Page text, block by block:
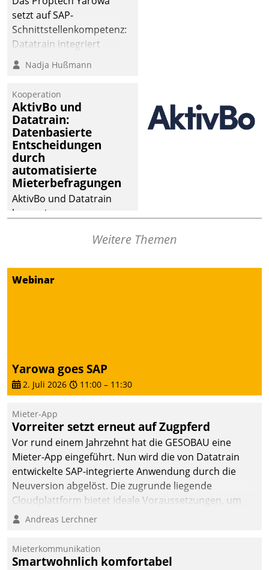
setzt auf SAP-
Schnittstellenkompetenz:
Datatrain integriert
Yarowas Portal zur
Vergabe und Verwaltung
operativen
Instandhaltung in die
SAP-Systemlandschaft
deutscher
Wohnungsunternehmen
– und beschleunigt damit
den Weg vom
Mieteranliegen zum
Dienstleisterauftrag.
Nadja Hußmann
Kooperation
AktivBo und
Datatrain:
Datenbasierte
Entscheidungen
durch
automatisierte
Mieterbefragungen
AktivBo und Datatrain
kooperieren –
profitieren: Die nahtlose
von AktivBo und
Datatrain ermöglicht
datengestützte
Entscheidungen.
Weitere Themen
Webinar
Yarowa goes SAP
2. Juli 2026 11:00 – 11:30
Mieter-App
Vorreiter setzt erneut auf Zugpferd
Vor rund einem Jahrzehnt hat die GESOBAU eine
Mieter-App eingeführt. Nun wird die von Datatrain
entwickelte SAP-integrierte Anwendung durch die
Neuversion abgelöst. Die zugrunde liegende
Cloudplattform bietet ideale Voraussetzungen, um
die Funktionalität der App zu erweitern und weitere
integrieren.
Andreas Lerchner
Mieterkommunikation
Smartwohnlich komfortabel